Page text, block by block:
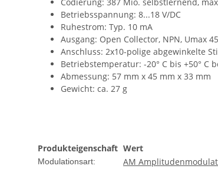
Betriebsspannung: 8...18 V/DC
Ruhestrom: Typ. 10 mA
Ausgang: Open Collector, NPN, Umax
Anschluss: 2x10-polige abgewinkelte
Betriebstemperatur: -20° C bis +50° C
Abmessung: 57 mm x 45 mm x 33 mm
Gewicht: ca. 27 g
Produkteigenschaft Wert
Modulationsart: AM